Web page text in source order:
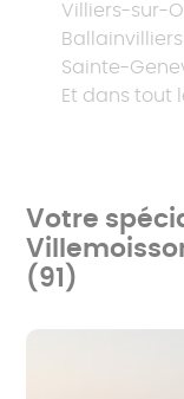
Villiers-sur-
Ballainvilliers
Sainte-
Et dans tout
Votre
(91)